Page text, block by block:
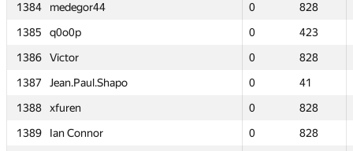
1384
medegor44 0
828
1385
q0o0p 0
423
1386
Victor 0
828
1387
Jean.Paul.Shapo 0
41
1388
xfuren 0
828
1389
Ian Connor 0
828
1384
medegor44 0
828
1385
q0o0p 0
423
1386
Victor 0
828
1387
Jean.Paul.Shapo 0
41
1388
xfuren 0
828
1389
Ian Connor 0
828